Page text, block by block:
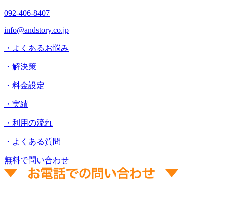
092-406-8407
info@andstory.co.jp
・よくあるお悩み
・解決策
・料金設定
・実績
・利用の流れ
・よくある質問
無料で問い合わせ